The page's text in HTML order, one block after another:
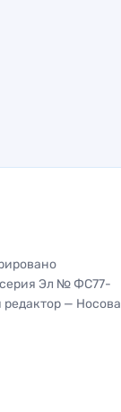
серия Эл № ФС77-
редактор — Носова